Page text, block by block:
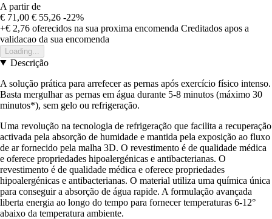
A partir de
€ 71,00 € 55,26 -22%
+€ 2,76 oferecidos na sua proxima encomenda Creditados apos a
validacao da sua encomenda
Loading...
Descrição
A solução prática para arrefecer as pernas após exercício físico intenso.
Basta mergulhar as pernas em água durante 5-8 minutos (máximo 30
minutos*), sem gelo ou refrigeração.
Uma revolução na tecnologia de refrigeração que facilita a recuperação
activada pela absorção de humidade e mantida pela exposição ao fluxo
de ar fornecido pela malha 3D. O revestimento é de qualidade médica
e oferece propriedades hipoalergénicas e antibacterianas. O
revestimento é de qualidade médica e oferece propriedades
hipoalergénicas e antibacterianas. O material utiliza uma química única
para conseguir a absorção de água rapide. A formulação avançada
liberta energia ao longo do tempo para fornecer temperaturas 6-12°
abaixo da temperatura ambiente.